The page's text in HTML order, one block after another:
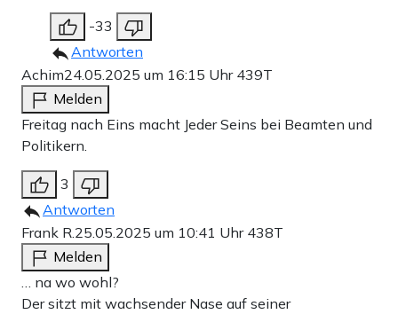
-33
Antworten
Achim24.05.2025 um 16:15 Uhr 439T
Melden
Freitag nach Eins macht Jeder Seins bei Beamten und
Politikern.
3
Antworten
Frank R.25.05.2025 um 10:41 Uhr 438T
Melden
… na wo wohl?
Der sitzt mit wachsender Nase auf seiner